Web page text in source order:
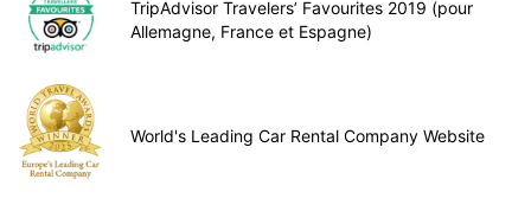
TripAdvisor Travelers’ Favourites 2019 (pour
Allemagne, France et Espagne)
World's Leading Car Rental Company Website